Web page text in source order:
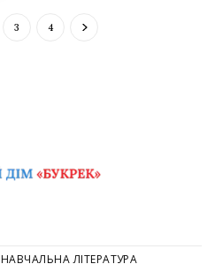
3 4
НАВЧАЛЬНА ЛІТЕРАТУРА